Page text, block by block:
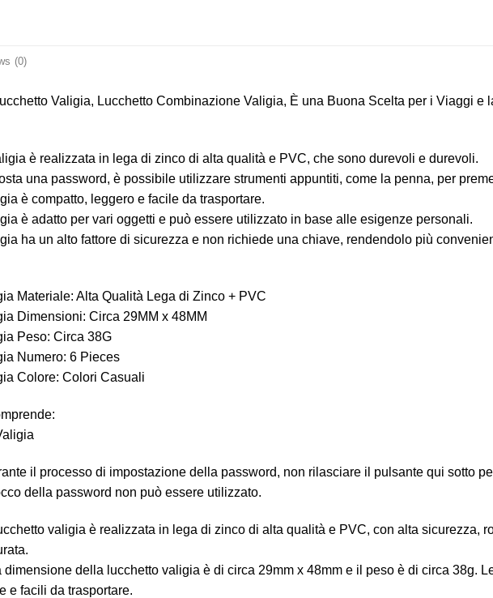
(0)
Valigia, Lucchetto Combinazione Valigia, È una Buona Scelta per i Viaggi e
è realizzata in lega di zinco di alta qualità e PVC, che sono durevoli e durevoli.
una password, è possibile utilizzare strumenti appuntiti, come la penna, per
è compatto, leggero e facile da trasportare.
è adatto per vari oggetti e può essere utilizzato in base alle esigenze personali.
ha un alto fattore di sicurezza e non richiede una chiave, rendendolo più
Materiale: Alta Qualità Lega di Zinco + PVC
Dimensioni: Circa 29MM x 48MM
Peso: Circa 38G
Numero: 6 Pieces
Colore: Colori Casuali
il processo di impostazione della password, non rilasciare il pulsante qui sotto
della password non può essere utilizzato.
valigia è realizzata in lega di zinco di alta qualità e PVC, con alta sicurezza,
dimensione della lucchetto valigia è di circa 29mm x 48mm e il peso è di circa 38g.
e facili da trasportare.